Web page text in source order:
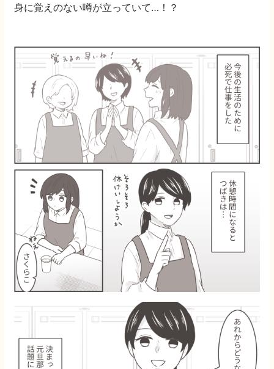
身に覚えのない噂が立っていて…！？